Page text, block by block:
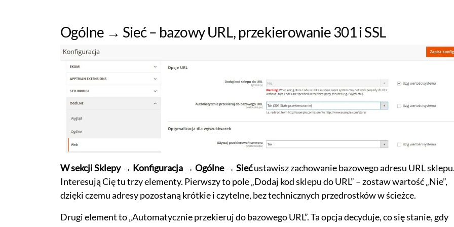
Ogólne → Sieć – bazowy URL, przekierowanie 301 i SSL
W sekcji Sklepy → Konfiguracja → Ogólne → Siećustawisz zachowanie bazowego adresu URL
Interesują Cię tu trzy elementy. Pierwszy to pole „Dodaj kod sklepu do URL” – zostaw wartość „Nie”,
dzięki czemu adresy pozostaną krótkie i czytelne, bez technicznych przedrostków w ścieżce.
Drugi element to „Automatycznie przekieruj do bazowego URL”. Ta opcja decyduje, co się stanie, gdy